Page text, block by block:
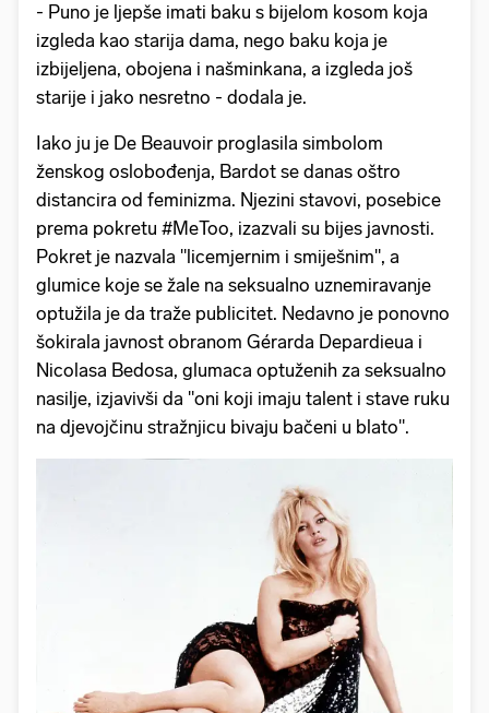
- Puno je ljepše imati baku s bijelom kosom koja
izgleda kao starija dama, nego baku koja je
izbijeljena, obojena i našminkana, a izgleda još
starije i jako nesretno - dodala je.
Iako ju je De Beauvoir proglasila simbolom
ženskog oslobođenja, Bardot se danas oštro
distancira od feminizma. Njezini stavovi, posebice
prema pokretu #MeToo, izazvali su bijes javnosti.
Pokret je nazvala "licemjernim i smiješnim", a
glumice koje se žale na seksualno uznemiravanje
optužila je da traže publicitet. Nedavno je ponovno
šokirala javnost obranom Gérarda Depardieua i
Nicolasa Bedosa, glumaca optuženih za seksualno
nasilje, izjavivši da "oni koji imaju talent i stave ruku
na djevojčinu stražnjicu bivaju bačeni u blato".